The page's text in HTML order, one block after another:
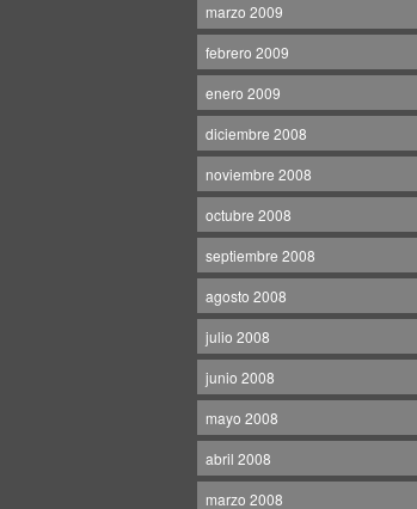
marzo 2009
febrero 2009
enero 2009
diciembre 2008
noviembre 2008
octubre 2008
septiembre 2008
agosto 2008
julio 2008
junio 2008
mayo 2008
abril 2008
marzo 2008